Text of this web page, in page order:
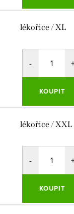
lékořice / XL
KOUPIT
lékořice / XXL
KOUPIT